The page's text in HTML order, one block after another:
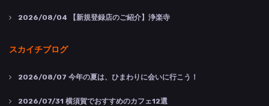
2026/08/04 【新規登録店のご紹介】浄楽寺
スカイチブログ
2026/08/07 今年の夏は、ひまわりに会いに行こう！
2026/07/31 横須賀でおすすめのカフェ12選